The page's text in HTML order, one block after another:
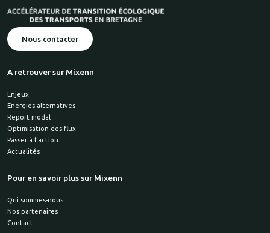
Nous contacter
A retrouver sur Mixenn
Enjeux
Energies alternatives
Report modal
Optimisation des flux
Passer à l’action
Actualités
Pour en savoir plus sur Mixenn
Qui sommes-nous
Nos partenaires
Contact